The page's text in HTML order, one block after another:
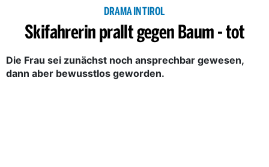
DRAMA IN TIROL
Skifahrerin prallt gegen Baum - tot
Die Frau sei zunächst noch ansprechbar gewesen,
dann aber bewusstlos geworden.